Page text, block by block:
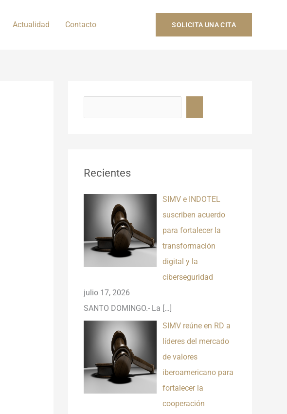
Actualidad Contacto SOLICITA UNA CITA
s
Recientes
SIMV e INDOTEL
suscriben acuerdo
para fortalecer la
transformación
digital y la
ciberseguridad
julio 17, 2026
SANTO DOMINGO.- La […]
SIMV reúne en RD a
líderes del mercado
de valores
iberoamericano para
fortalecer la
cooperación